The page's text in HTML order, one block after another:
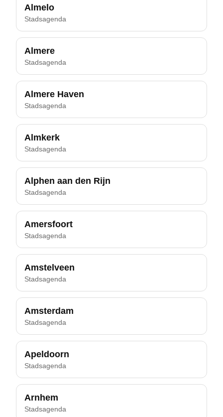
Almelo
Stadsagenda
Almere
Stadsagenda
Almere Haven
Stadsagenda
Almkerk
Stadsagenda
Alphen aan den Rijn
Stadsagenda
Amersfoort
Stadsagenda
Amstelveen
Stadsagenda
Amsterdam
Stadsagenda
Apeldoorn
Stadsagenda
Arnhem
Stadsagenda